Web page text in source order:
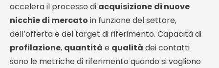
accelera il processo di acquisizione di nuove
nicchie di mercato in funzione del settore,
dell’offerta e del target di riferimento. Capacità di
profilazione, quantità e qualità dei contatti
sono le metriche di riferimento quando si vogliono